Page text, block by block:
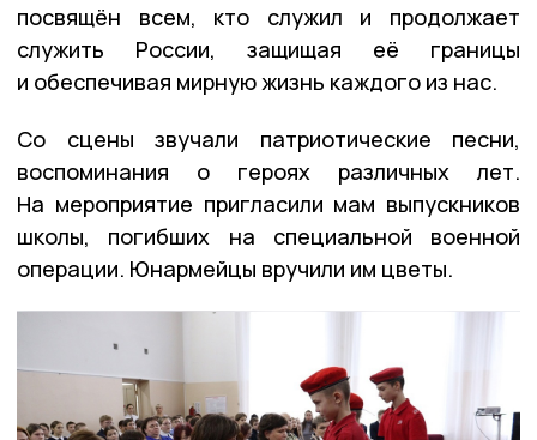
посвящён всем, кто служил и продолжает
служить России, защищая её границы
и обеспечивая мирную жизнь каждого из нас.
Со сцены звучали патриотические песни,
воспоминания о героях различных лет.
На мероприятие пригласили мам выпускников
школы, погибших на специальной военной
операции. Юнармейцы вручили им цветы.